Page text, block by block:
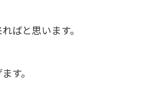
ばと思います。
す。